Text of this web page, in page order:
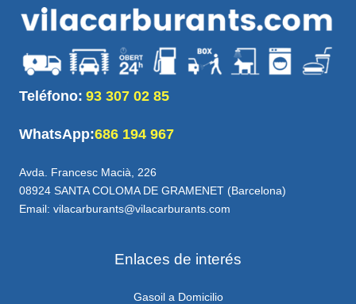
Teléfono: 93 307 02 85
WhatsApp:686 194 967
Avda. Francesc Macià, 226
08924 SANTA COLOMA DE GRAMENET (Barcelona)
Email: vilacarburants@vilacarburants.com
Enlaces de interés
Gasoil a Domicilio